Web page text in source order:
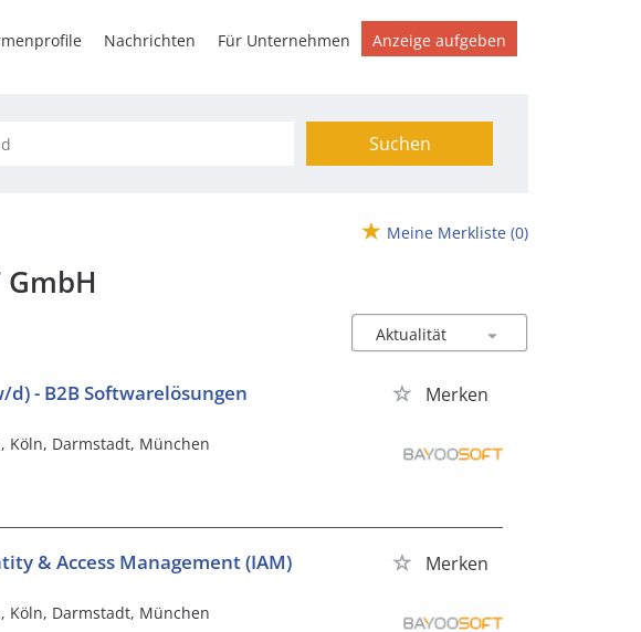
Nachrichten Für Unternehmen Anzeige aufgeben
Suchen
Meine Merkliste (0)
GmbH
d) - B2B Softwarelösungen Merken
Köln, Darmstadt, München
& Access Management (IAM) Merken
Köln, Darmstadt, München